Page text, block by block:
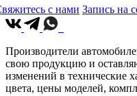
с нами Запись на
Производители
свою продукцию и
изменений в технические
цвета, цены моделей,